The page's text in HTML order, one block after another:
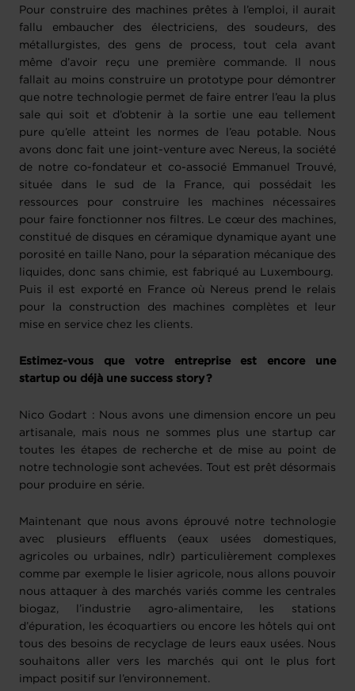
Pour construire des machines prêtes à l’emploi, il aurait
fallu embaucher des électriciens, des soudeurs, des
métallurgistes, des gens de process, tout cela avant
même d’avoir reçu une première commande. Il nous
fallait au moins construire un prototype pour démontrer
que notre technologie permet de faire entrer l’eau la plus
sale qui soit et d’obtenir à la sortie une eau tellement
pure qu’elle atteint les normes de l’eau potable. Nous
avons donc fait une joint-venture avec Nereus, la société
de notre co-fondateur et co-associé Emmanuel Trouvé,
située dans le sud de la France, qui possédait les
ressources pour construire les machines nécessaires
pour faire fonctionner nos filtres. Le cœur des machines,
constitué de disques en céramique dynamique ayant une
porosité en taille Nano, pour la séparation mécanique des
liquides, donc sans chimie, est fabriqué au Luxembourg.
Puis il est exporté en France où Nereus prend le relais
pour la construction des machines complètes et leur
mise en service chez les clients.
Estimez-vous que votre entreprise est encore une
startup ou déjà une success story ?
Nico Godart : Nous avons une dimension encore un peu
artisanale, mais nous ne sommes plus une startup car
toutes les étapes de recherche et de mise au point de
notre technologie sont achevées. Tout est prêt désormais
pour produire en série.
Maintenant que nous avons éprouvé notre technologie
avec plusieurs effluents (eaux usées domestiques,
agricoles ou urbaines, ndlr) particulièrement complexes
comme par exemple le lisier agricole, nous allons pouvoir
nous attaquer à des marchés variés comme les centrales
biogaz, l’industrie agro-alimentaire, les stations
d’épuration, les écoquartiers ou encore les hôtels qui ont
tous des besoins de recyclage de leurs eaux usées. Nous
souhaitons aller vers les marchés qui ont le plus fort
impact positif sur l’environnement.